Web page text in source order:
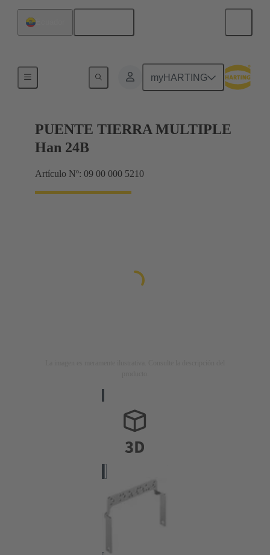
myHARTING
Bastidor de blindaje, bastidores de abrazadera
PUENTE TIERRA MULTIPLE
Han 24B
Artículo Nº: 09 00 000 5210